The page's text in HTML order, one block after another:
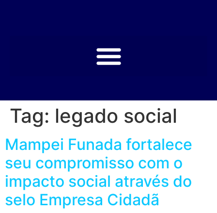
Tag: legado social
Mampei Funada fortalece
seu compromisso com o
impacto social através do
selo Empresa Cidadã